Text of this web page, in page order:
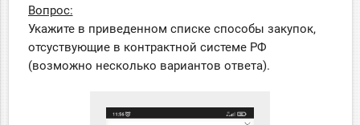
Вопрос:
Укажите в приведенном списке способы закупок,
отсуствующие в контрактной системе РФ
(возможно несколько вариантов ответа).